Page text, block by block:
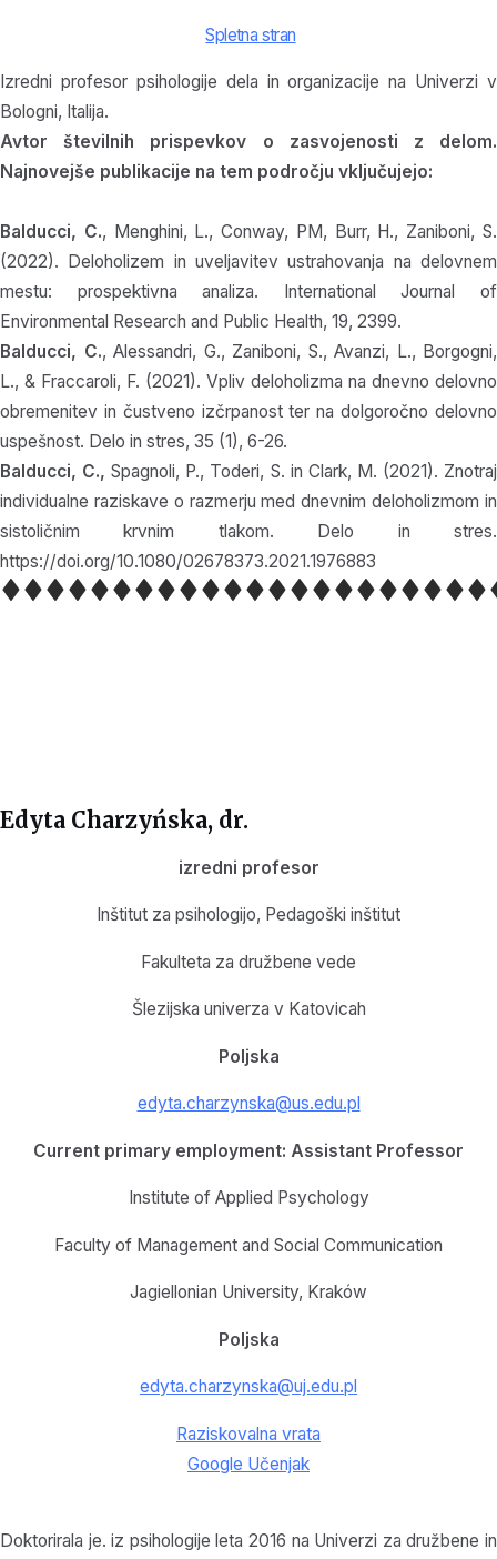
Spletna stran
Izredni profesor psihologije dela in organizacije na Univerzi v
Bologni, Italija.
Avtor številnih prispevkov o zasvojenosti z delom.
Najnovejše publikacije na tem področju vključujejo:
Balducci, C., Menghini, L., Conway, PM, Burr, H., Zaniboni, S.
(2022). Deloholizem in uveljavitev ustrahovanja na delovnem
mestu: prospektivna analiza. International Journal of
Environmental Research and Public Health, 19, 2399.
Balducci, C., Alessandri, G., Zaniboni, S., Avanzi, L., Borgogni,
L., & Fraccaroli, F. (2021). Vpliv deloholizma na dnevno delovno
obremenitev in čustveno izčrpanost ter na dolgoročno delovno
uspešnost. Delo in stres, 35 (1), 6-26.
Balducci, C., Spagnoli, P., Toderi, S. in Clark, M. (2021). Znotraj
individualne raziskave o razmerju med dnevnim deloholizmom in
sistoličnim krvnim tlakom. Delo in stres.
https://doi.org/10.1080/02678373.2021.1976883
Edyta Charzyńska, dr.
izredni profesor
Inštitut za psihologijo, Pedagoški inštitut
Fakulteta za družbene vede
Šlezijska univerza v Katovicah
Poljska
edyta.charzynska@us.edu.pl
Current primary employment: Assistant Professor
Institute of Applied Psychology
Faculty of Management and Social Communication
Jagiellonian University, Kraków
Poljska
edyta.charzynska@uj.edu.pl
Raziskovalna vrata
Google Učenjak
Doktorirala je. iz psihologije leta 2016 na Univerzi za družbene in